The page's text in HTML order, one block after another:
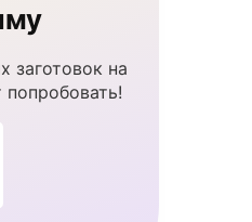
заготовок на